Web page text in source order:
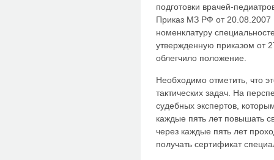
подготовки врачей-
Приказ МЗ РФ от
номенклатуру
утвержденную приказом от
облегчило положение.
Необходимо отметить, что
тактических задач. На
судебных экспертов,
каждые пять лет повышать
через каждые пять лет
получать сертификат